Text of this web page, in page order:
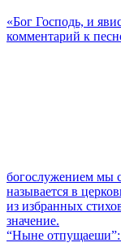
«Бог Господь, и
комментарий к
богослужением мы
называется в
из избранных
значение.
“Ныне отпущаеши”: